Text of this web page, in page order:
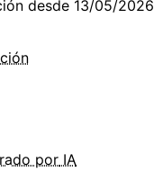
desde 13/05/2026
por IA